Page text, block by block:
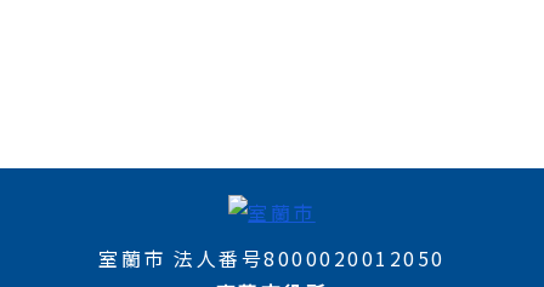
室蘭市 法人番号8000020012050